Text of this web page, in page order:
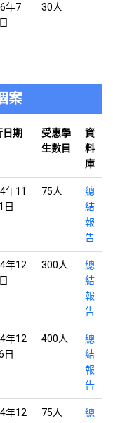
年7
30人
案
日期
受惠學
生數目
資
料
庫
年11
日
75人
總
結
報
告
年12
300人
總
結
報
告
年12
日
400人
總
結
報
告
年12
75人
總